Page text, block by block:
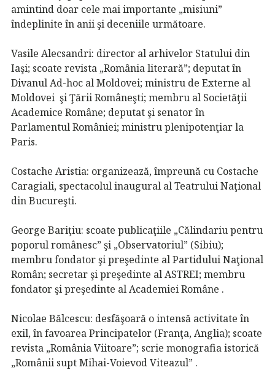
amintind doar cele mai importante „misiuni”
îndeplinite în anii şi deceniile următoare.
Vasile Alecsandri: director al arhivelor Statului din
Iaşi; scoate revista „România literară”; deputat în
Divanul Ad-hoc al Moldovei; ministru de Externe al
Moldovei şi Ţării Româneşti; membru al Societăţii
Academice Române; deputat şi senator în
Parlamentul României; ministru plenipotenţiar la
Paris.
Costache Aristia: organizează, împreună cu Costache
Caragiali, spectacolul inaugural al Teatrului Naţional
din Bucureşti.
George Bariţiu: scoate publicaţiile „Călindariu pentru
poporul românesc” şi „Observatoriul” (Sibiu);
membru fondator şi preşedinte al Partidului Naţional
Român; secretar şi preşedinte al ASTREI; membru
fondator şi preşedinte al Academiei Române .
Nicolae Bălcescu: desfăşoară o intensă activitate în
exil, în favoarea Principatelor (Franţa, Anglia); scoate
revista „România Viitoare”; scrie monografia istorică
„Românii supt Mihai-Voievod Viteazul” .